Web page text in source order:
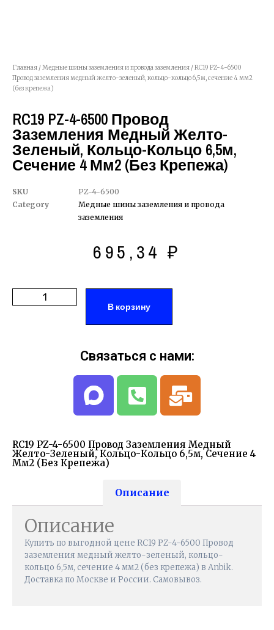
Главная /Медные шины заземления и провода заземления / RC19 PZ-4-6500
Провод заземления медный желто-зеленый, кольцо-кольцо 6,5м, сечение 4 мм2
(без крепежа)
RC19 PZ-4-6500 Провод
Заземления Медный Желто-
Зеленый, Кольцо-Кольцо 6,5м,
Сечение 4 Мм2 (без Крепежа)
SKU
PZ-4-6500
Category
Медные шины заземления и провода
заземления
695,34₽
В корзину
RC19 PZ-4-6500 Провод Заземления Медный
Желто-Зеленый, Кольцо-Кольцо 6,5м, Сечение 4
Мм2 (без Крепежа)
Описание
Описание
Купить по выгодной цене RC19 PZ-4-6500 Провод
заземления медный желто-зеленый, кольцо-
кольцо 6,5м, сечение 4 мм2 (без крепежа) в Anbik.
Доставка по Москве и России. Самовывоз.
Связаться с нами: